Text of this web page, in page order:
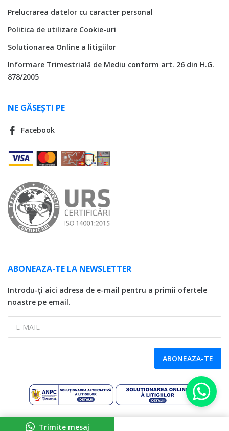
Trimite mesaj
Prelucrarea datelor cu caracter personal
Politica de utilizare Cookie-uri
Solutionarea Online a litigiilor
Informare Trimestrială de Mediu conform art. 26 din H.G.
878/2005
NE GĂSEȘTI PE
Facebook
ABONEAZA-TE LA NEWSLETTER
Introdu-ți aici adresa de e-mail pentru a primii ofertele
noastre pe email.
ABONEAZA-TE